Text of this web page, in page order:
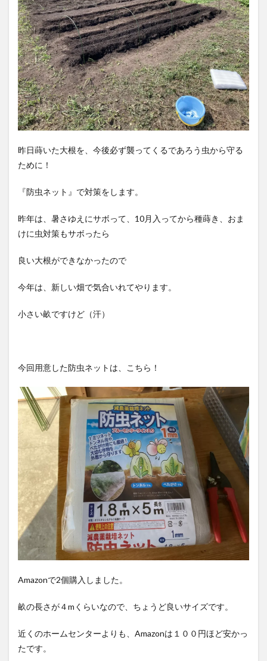
昨日蒔いた大根を、今後必ず襲ってくるであろう虫から守る
ために！
『防虫ネット』で対策をします。
昨年は、暑さゆえにサボって、10月入ってから種蒔き、おま
けに虫対策もサボったら
良い大根ができなかったので
今年は、新しい畑で気合いれてやります。
小さい畝ですけど（汗）
今回用意した防虫ネットは、こちら！
Amazonで2個購入しました。
畝の長さが４mくらいなので、ちょうど良いサイズです。
近くのホームセンターよりも、Amazonは１００円ほど安かっ
たです。